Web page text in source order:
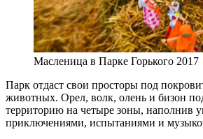
Масленица в Парке Горького 2017
Парк отдаст свои просторы под
животных. Орел, волк, олень и бизон
территорию на четыре зоны, наполнив
приключениями, испытаниями и